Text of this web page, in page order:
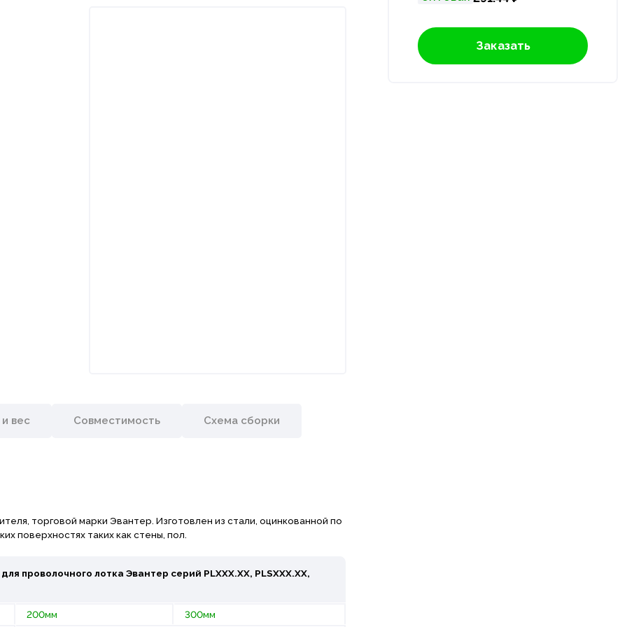
вес Совместимость Схема сборки
торговой марки Эвантер. Изготовлен из стали, оцинкованной по
поверхностях таких как стены, пол.
проволочного лотка Эвантер серий PLХХХ.ХХ, PLSХХХ.ХХ,
200мм 300мм
Заказать